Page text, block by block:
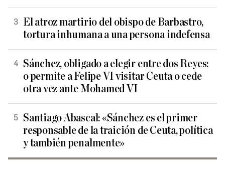
El atroz martirio del obispo de Barbastro,
tortura inhumana a una persona indefensa
Sánchez, obligado a elegir entre dos Reyes:
o permite a Felipe VI visitar Ceuta o cede
otra vez ante Mohamed VI
Santiago Abascal: «Sánchez es el primer
responsable de la traición de Ceuta, política
y también penalmente»